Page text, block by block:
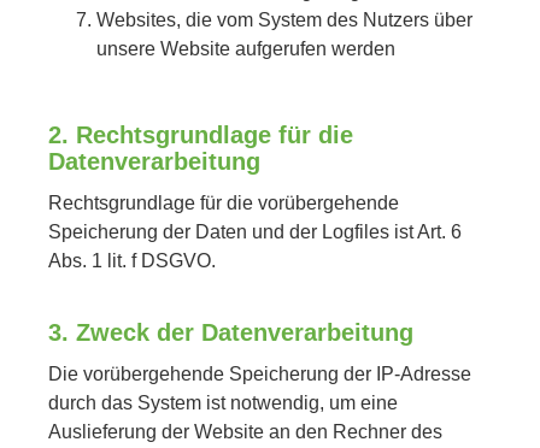
Websites, die vom System des Nutzers über
unsere Website aufgerufen werden
2. Rechtsgrundlage für die
Datenverarbeitung
Rechtsgrundlage für die vorübergehende
Speicherung der Daten und der Logfiles ist Art. 6
Abs. 1 lit. f DSGVO.
3. Zweck der Datenverarbeitung
Die vorübergehende Speicherung der IP-Adresse
durch das System ist notwendig, um eine
Auslieferung der Website an den Rechner des